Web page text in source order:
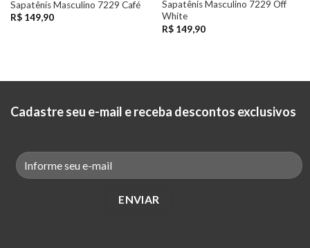
Sapatênis Masculino 7229 Café
R$149,90
Sapatênis Masculino 7229 Off
White
R$149,90
Cadastre seu e-mail e receba descontos exclusivos